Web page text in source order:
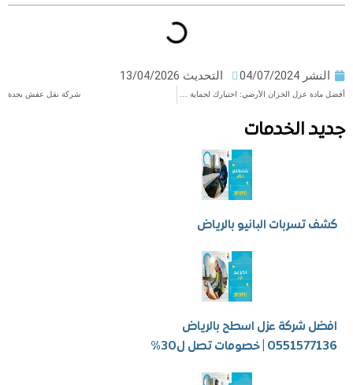
04/07/2024 التحديث 13/04/2026
أفضل مادة عزل الخزان الأرضي: اختيارك لحماية دائمة شركة نقل عفش بجدة
الخدمات
البانيو بالرياض
شركة عزل اسطح بالرياض
| خصومات تصل ل30%